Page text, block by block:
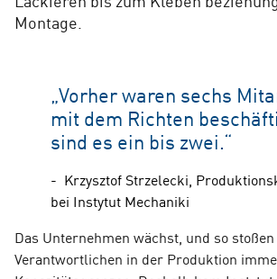
Montage.
„Vorher waren sechs
mit dem Richten
sind es ein bis zwei.“
- Krzysztof Strzelecki,
bei Instytut Mechaniki
Das Unternehmen wächst, und so
Verantwortlichen in der Produktion